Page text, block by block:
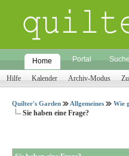
Home Portal
Hilfe Kalender Archiv-Modus
Quilter's Garden Allgemeines Wie
Sie haben eine Frage?